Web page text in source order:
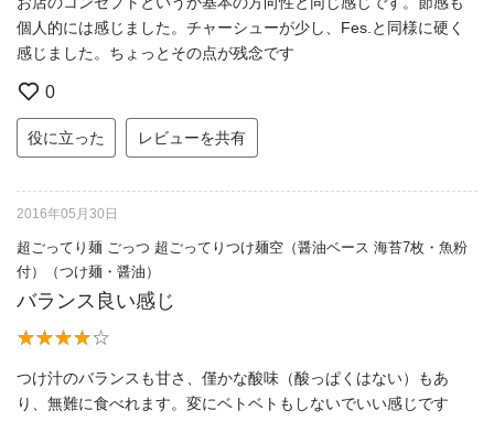
個人的には感じました。チャーシューが少し、Fes.と同様に硬く
感じました。ちょっとその点が残念です
0
役に立った レビューを共有
2016年05月30日
超ごってり麺 ごっつ 超ごってりつけ麺空（醤油ベース 海苔7枚・魚粉
付）（つけ麺・醤油）
バランス良い感じ
つけ汁のバランスも甘さ、僅かな酸味（酸っぱくはない）もあ
り、無難に食べれます。変にベトベトもしないでいい感じです